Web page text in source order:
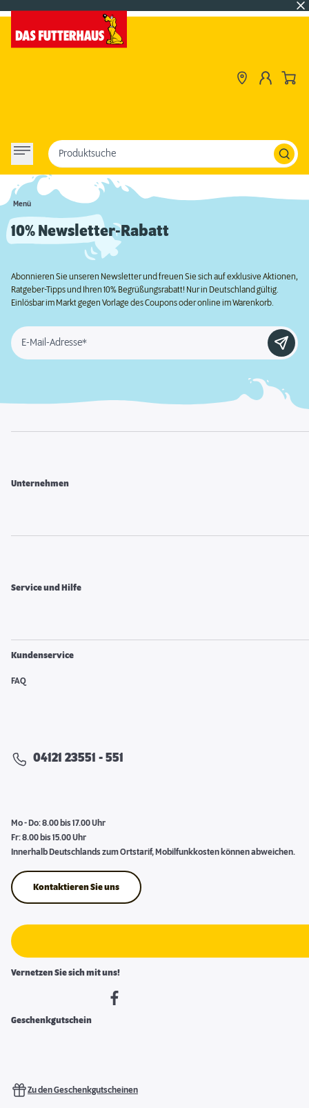
Menü
Produktsuche
10% Newsletter-Rabatt
Abonnieren Sie unseren Newsletter und freuen Sie sich auf exklusive Aktionen,
Ratgeber-Tipps und Ihren 10% Begrüßungsrabatt! Nur in Deutschland gültig.
Einlösbar im Markt gegen Vorlage des Coupons oder online im Warenkorb.
E-Mail-Adresse*
Unternehmen
Service und Hilfe
Kundenservice
FAQ
04121 23551 - 551
Mo - Do: 8.00 bis 17.00 Uhr
Fr: 8.00 bis 15.00 Uhr
Innerhalb Deutschlands zum Ortstarif, Mobilfunkkosten können abweichen.
Kontaktieren Sie uns
Vernetzen Sie sich mit uns!
Geschenkgutschein
Zu den Geschenkgutscheinen